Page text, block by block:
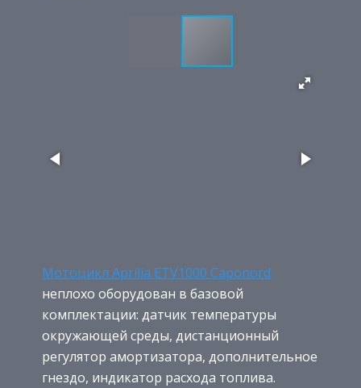
Мотоцикл Aprilia ETV1000 Caponord
неплохо оборудован в базовой
комплектации: датчик температуры
окружающей среды, дистанционный
регулятор амортизатора, дополнительное
гнездо, индикатор расхода топлива.